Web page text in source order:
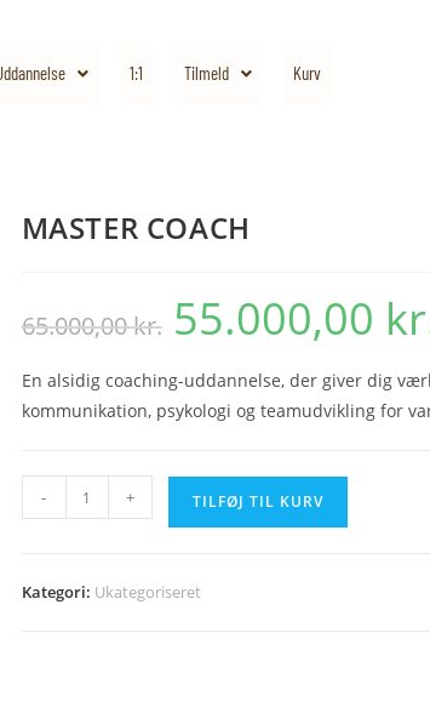
1:1 Tilmeld Kurv
MASTER COACH
65.000,00kr. 55.000,00
En alsidig coaching-uddannelse, der giver dig
kommunikation, psykologi og teamudvikling for
- + TILFØJ TIL KURV
Kategori: Ukategoriseret